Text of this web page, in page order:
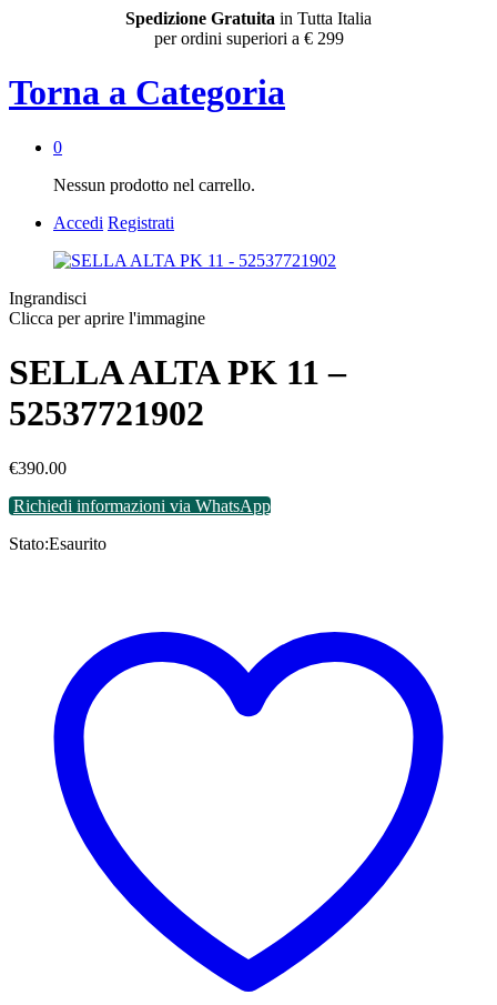
Spedizione Gratuita in Tutta Italia
per ordini superiori a € 299
Torna a Categoria
0
Nessun prodotto nel carrello.
Accedi Registrati
Ingrandisci
Clicca per aprire l'immagine
SELLA ALTA PK 11 –
52537721902
€390.00
Richiedi informazioni via WhatsApp
Stato:Esaurito